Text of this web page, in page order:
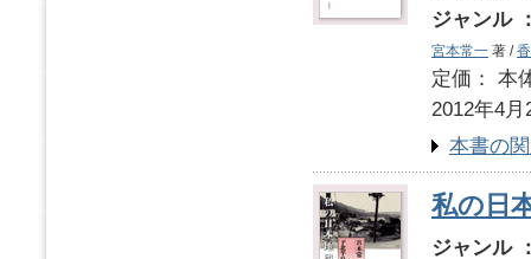
ジャンル
宮本常一 著 /
定価：
2012年4月
本書の
私の日
ジャンル